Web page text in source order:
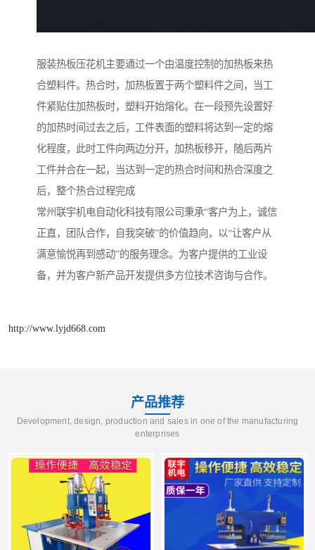
服装热板压花机主要通过一个由温度控制的加热板来热
合塑料件。热合时，加热板置于两个塑料件之间，当工
件紧贴住加热板时，塑料开始熔化。在一段预先设置好
的加热时间过去之后，工件表面的塑料将达到一定的熔
化程度，此时工件向两边分开，加热板移开，随后两片
工件并合在一起，当达到一定的热合时间和热合深度之
后，整个热合过程完成
常州联宇机电自动化科技有限公司秉承“客户为上，诚信
正直，团队合作，自我突破”的价值趋向，以“让客户从
满意愉悦再到感动”的服务理念。为客户提供的工业设
备，并为客户新产品开发提供多方位技术咨询与合作。
http://www.lyjd668.com
产品推荐
Development, design, production and sales in one of the manufacturing
enterprises